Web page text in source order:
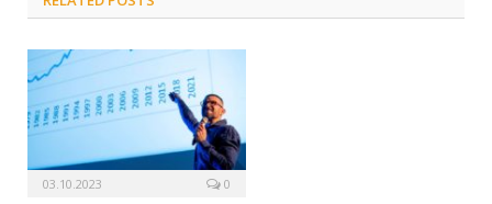
03.10.2023 0